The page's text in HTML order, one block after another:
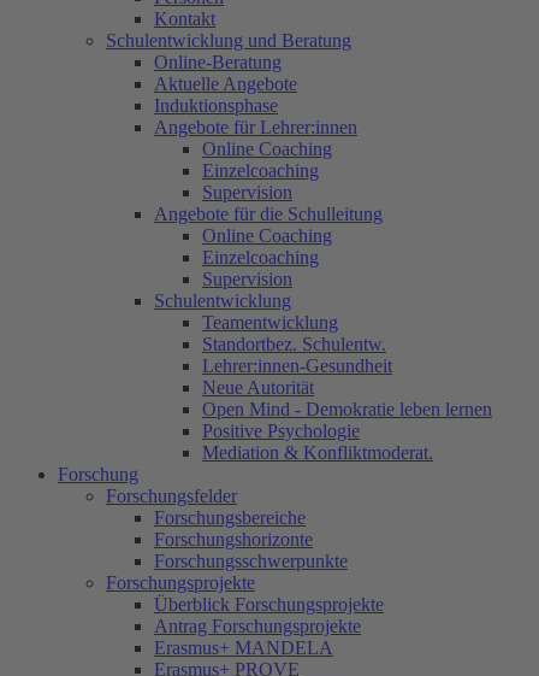
Kontakt
Schulentwicklung und Beratung
Online-Beratung
Aktuelle Angebote
Induktionsphase
Angebote für Lehrer:innen
Online Coaching
Einzelcoaching
Supervision
Angebote für die Schulleitung
Online Coaching
Einzelcoaching
Supervision
Schulentwicklung
Teamentwicklung
Standortbez. Schulentw.
Lehrer:innen-Gesundheit
Neue Autorität
Open Mind - Demokratie leben lernen
Positive Psychologie
Mediation & Konfliktmoderat.
Forschung
Forschungsfelder
Forschungsbereiche
Forschungshorizonte
Forschungsschwerpunkte
Forschungsprojekte
Überblick Forschungsprojekte
Antrag Forschungsprojekte
Erasmus+ MANDELA
Erasmus+ PROVE